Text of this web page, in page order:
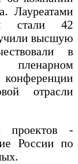
Лауреатами
стали 42
высшую
в
конференции
отрасли
проектов -
России по